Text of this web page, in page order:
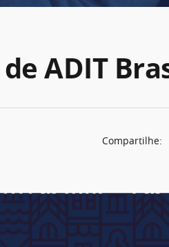
ADIT
Compartilhe: